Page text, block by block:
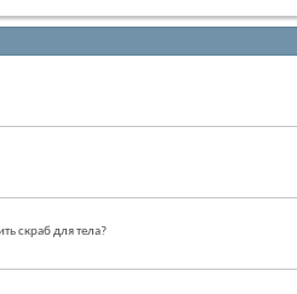
скраб для тела?